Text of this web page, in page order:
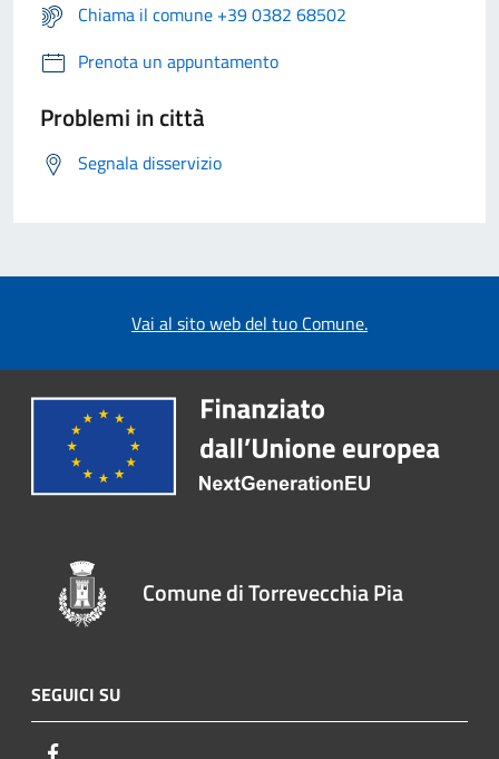
Chiama il comune +39 0382 68502
Prenota un appuntamento
Problemi in città
Segnala disservizio
Vai al sito web del tuo Comune.
Comune di Torrevecchia Pia
SEGUICI SU